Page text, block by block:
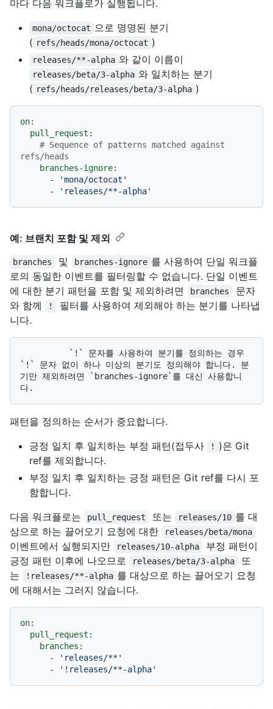
마다 다음 워크플로가 실행됩니다.
mona/octocat 으로 명명된 분기
( refs/heads/mona/octocat )
releases/**-alpha 와 같이 이름이
releases/beta/3-alpha 와 일치하는 분기
( refs/heads/releases/beta/3-alpha )
on:
pull_request:
# Sequence of patterns matched against
refs/heads
branches-ignore:
-
'mona/octocat'
-
'releases/**-alpha'
예: 브랜치 포함 및 제외
branches 및 branches-ignore 를 사용하여 단일 워크플
로의 동일한 이벤트를 필터링할 수 없습니다. 단일 이벤트
에 대한 분기 패턴을 포함 및 제외하려면
branches
문자
와 함께
!
필터를 사용하여 제외해야 하는 분기를 나타냅
니다.
`!` 문자 없이 하나 이상의 분기도 정의해야 합니다. 분
기만 제외하려면 `branches-ignore`를 대신 사용합니
패턴을 정의하는 순서가 중요합니다.
긍정 일치 후 일치하는 부정 패턴(접두사
!
)은 Git
ref를 제외합니다.
부정 일치 후 일치하는 긍정 패턴은 Git ref를 다시 포
함합니다.
다음 워크플로는
pull_request 또는 releases/10 를 대
상으로 하는 끌어오기 요청에 대한
releases/beta/mona
이벤트에서 실행되지만 releases/10-alpha
부정 패턴이
긍정 패턴 이후에 나오므로
releases/beta/3-alpha
또
는
!releases/**-alpha 를 대상으로 하는 끌어오기 요청
에 대해서는 그러지 않습니다.
on:
pull_request:
branches:
-
'releases/**'
-
'!releases/**-alpha'